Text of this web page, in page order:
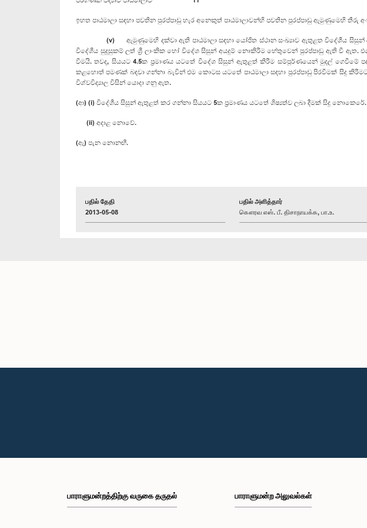
ඉහත පාඨමාලා සඳහා පවතින පුරප්පාඩු හැර අනෙකුත් පාඨමාලාවන්හි පවතින පුරප්පාඩු ඇමුණුමෙහි තීරු
(v) ඇමුණුමෙහි දක්වා ඇති පාඨමාලා සඳහා යෝජිත ස්ථාන සංඛ්‍යාව ඇතුළත විදේශීය සිසුන්
විදේශීය සුදුසුකම් ලත් ශ්‍රී ලාංකික හෝ විදේශ සිසුන් අයදුම් නොකිරීම හේතුවෙන් පුරප්පාඩු ඇති වී ඇත.
වීමයි. තවද, සියයට 4.5ක ප්‍රමාණය යටතේ විදේශ සිසුන් ඇතුළත් කිරීම සම්පූර්ණයෙන් මුදල් ගෙවීමේ
කළහොත් පමණක් බඳවා ගන්නා බැවින් එම කොටස යටතේ පාඨමාලා සඳහා පුරප්පාඩු පිරවීමක් සිදු
විශ්වවිද්‍යාල විසින් යොදා ගනු ඇත.
(ආ) (i) විදේශීය සිසුන් ඇතුළත් කර ගන්නා සියයට 5ක ප්‍රමාණය යටතේ ශිෂ්‍යත්ව ලබා දීමක් සිදු නොකෙරේ.
(ii) අදාළ නොවේ.
(ඇ) පැන නොනඟී.
பதில் தேதி
2013-05-08
பதில் அளித்தார்
கௌரவ எஸ். பீ. திசாநாயக்க, பா.உ.
பாராளுமன்றத்திற்கு வருகை தருதல் பாராளுமன்ற அலுவல்கள்